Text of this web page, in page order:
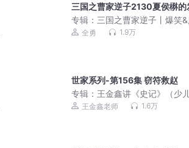
三国之曹家逆子2130夏侯楙的
专辑： 三国之曹家逆子丨爆笑&
有声剧亿万点击神作
全勇 1.9万
世家系列-第156集 窃符救赵
专辑： 王金鑫讲《史记》（少儿
王金鑫老师 1.6万